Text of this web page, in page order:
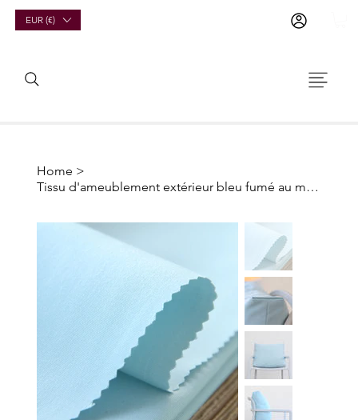
EUR (€)
Home >
Tissu d'ameublement extérieur bleu fumé au mètre | Détente au bord de la mer